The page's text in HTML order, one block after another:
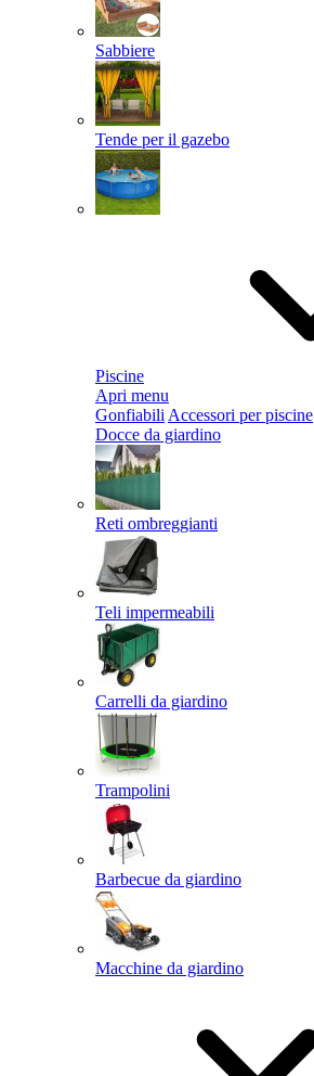
Sabbiere
Tende per il gazebo
Piscine
Apri menu
Gonfiabili Accessori per piscine
Docce da giardino
Reti ombreggianti
Teli impermeabili
Carrelli da giardino
Trampolini
Barbecue da giardino
Macchine da giardino